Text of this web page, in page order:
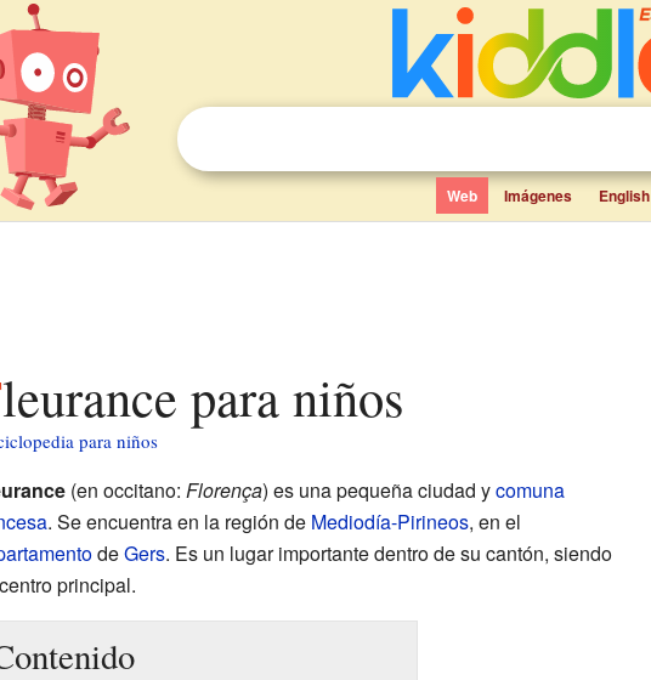
Web Imágenes English
Fleurance para niños
para niños
(en occitano: Florença) es una pequeña ciudad ycomuna
. Se encuentra en la región de Mediodía-Pirineos, en el
deGers. Es un lugar importante dentro de su cantón, siendo
principal.